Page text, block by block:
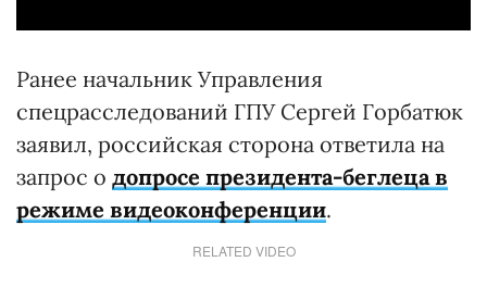
Ранее начальник Управления
спецрасследований ГПУ Сергей Горбатюк
заявил, российская сторона ответила на
запрос о допросе президента-беглеца в
режиме видеоконференции.
RELATED VIDEO